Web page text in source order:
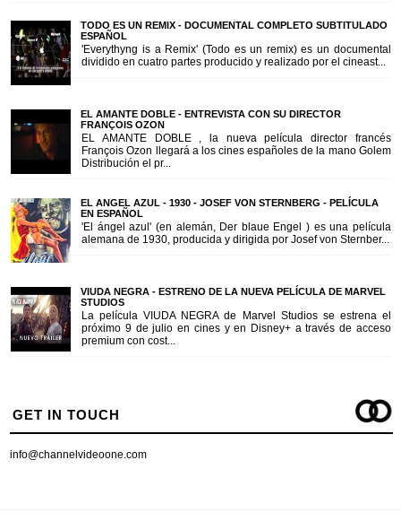
TODO ES UN REMIX - DOCUMENTAL COMPLETO SUBTITULADO
ESPAÑOL
'Everythyng is a Remix' (Todo es un remix) es un documental
dividido en cuatro partes producido y realizado por el cineast...
EL AMANTE DOBLE - ENTREVISTA CON SU DIRECTOR
FRANÇOIS OZON
EL AMANTE DOBLE , la nueva película director francés
François Ozon llegará a los cines españoles de la mano Golem
Distribución el pr...
EL ANGEL AZUL - 1930 - JOSEF VON STERNBERG - PELÍCULA
EN ESPAÑOL
'El ángel azul' (en alemán, Der blaue Engel ) es una película
alemana de 1930, producida y dirigida por Josef von Sternber...
VIUDA NEGRA - ESTRENO DE LA NUEVA PELÍCULA DE MARVEL
STUDIOS
La película VIUDA NEGRA de Marvel Studios se estrena el
próximo 9 de julio en cines y en Disney+ a través de acceso
premium con cost...
GET IN TOUCH
info@channelvideoone.com